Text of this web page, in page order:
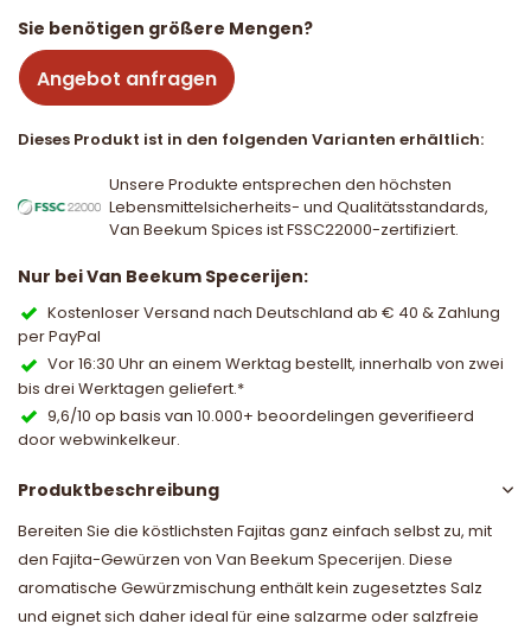
Sie benötigen größere Mengen?
Angebot anfragen
Dieses Produkt ist in den folgenden Varianten erhältlich:
Unsere Produkte entsprechen den höchsten
Lebensmittelsicherheits- und Qualitätsstandards,
Van Beekum Spices ist FSSC22000-zertifiziert.
Nur bei Van Beekum Specerijen:
Kostenloser Versand nach Deutschland ab € 40 & Zahlung
per PayPal
Vor 16:30 Uhr an einem Werktag bestellt, innerhalb von zwei
bis drei Werktagen geliefert.*
9,6/10 op basis van 10.000+ beoordelingen geverifieerd
door webwinkelkeur.
Produktbeschreibung
Bereiten Sie die köstlichsten Fajitas ganz einfach selbst zu, mit
den Fajita-Gewürzen von Van Beekum Specerijen. Diese
aromatische Gewürzmischung enthält kein zugesetztes Salz
und eignet sich daher ideal für eine salzarme oder salzfreie